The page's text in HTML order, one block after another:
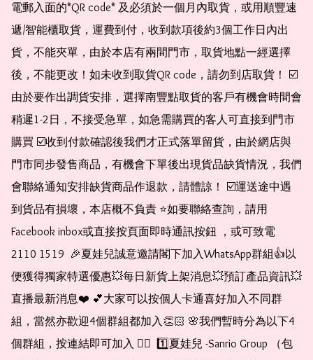
電郵入面的*QR code* 及必須於一個月內取貨，或用順豐速
遞/智能櫃取貨，運費到付，收到款項後約3個工作日內出
貨，不能夾單，由於本店有兩間門市，取貨地點一經選擇
後，不能更改！如未收到取貨QR code，請勿到店取貨！ ☑️
由於要作出調貨安排，選擇南豐點取貨的客戶有機會時間會
稍遲1-2日，不接受急單，如急需購買的客人可直接到門市
購買 ☑️收到付款確認後我們才正式落單留貨，由於網店與
門市同步發售商品，有機會下單後出現貨品缺貨情況，我們
會聯絡通知安排缺貨商品作退款，請體諒！ ☑️運送途中遇
到貨品有損壞，本店概不負責 ⭐️如要聯絡查詢，請用
Facebook inbox或直接按頁面即時通訊按鈕 ，或可致電
2110 1519  🎉夏娃兒誠意邀請閣下加入WhatsApp群組👍以
便獲得獨家特選優惠💥每日新貨上架消息💥預訂產品資訊💥
直播最新消息❤️ 💕大家可以按個人卡通喜好加入不同群
組，當然亦歡迎4個群組都加入👏🏻 🌸我們暫時分為以下4
個群組，按連結即可加入 👇🏻  1️⃣夏娃兒 -Sanrio Group （包